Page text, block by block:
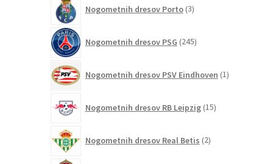
Nogometnih dresov Porto 3izdelki
Nogometnih dresov PSG 245izdelkov
Nogometnih dresov PSV Eindhoven 1izdelek
Nogometnih dresov RB Leipzig 15izdelkov
Nogometnih dresov Real Betis 2izdelka